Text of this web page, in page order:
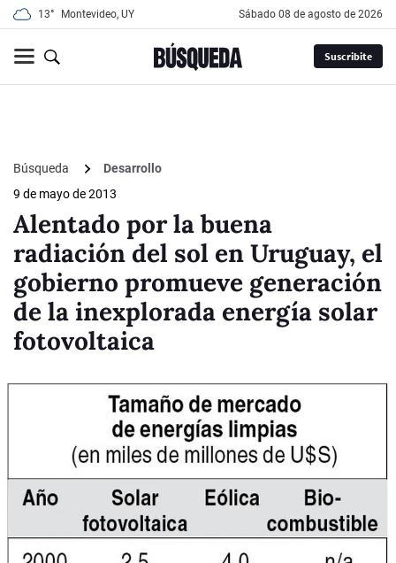
13° Montevideo, UY sábado 08 de agosto de 2026
Suscribite
Búsqueda
Desarrollo
9 de mayo de 2013
Alentado por la buena
radiación del sol en Uruguay, el
gobierno promueve generación
de la inexplorada energía solar
fotovoltaica